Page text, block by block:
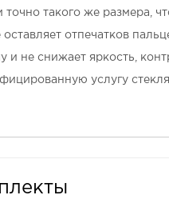
точно такого же размера,
отпечатков
и не снижает яркость,
услугу